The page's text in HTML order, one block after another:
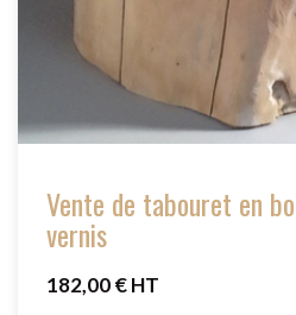
Vente de tabouret en
vernis
182,00 € HT